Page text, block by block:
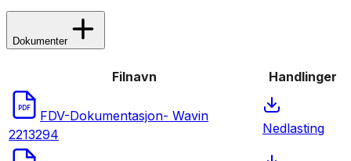
Dokumenter
Filnavn Handlinger
PDF
FDV-Dokumentasjon- Wavin
2213294
Nedlasting